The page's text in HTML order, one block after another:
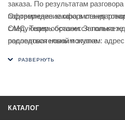
заказа. По результатам
подтверждение оформления
СМС. Теперь останется только
радоваться новой покупке.
Оформление заказа в
следующим образом.
последовательным этапам:
КАТАЛОГ